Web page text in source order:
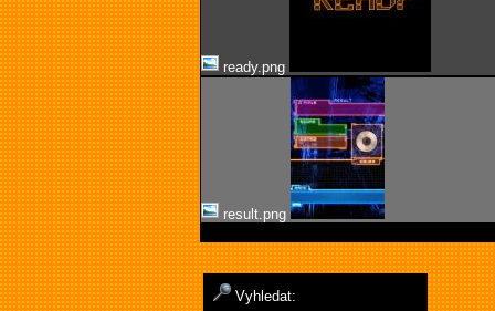
ready.png
result.png
Vyhledat: